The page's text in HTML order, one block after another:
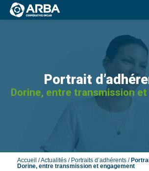
Portrait
Dorine, entre transmission
Accueil /Actualités / Portraits d’adhérents /
Dorine, entre transmission et engagement